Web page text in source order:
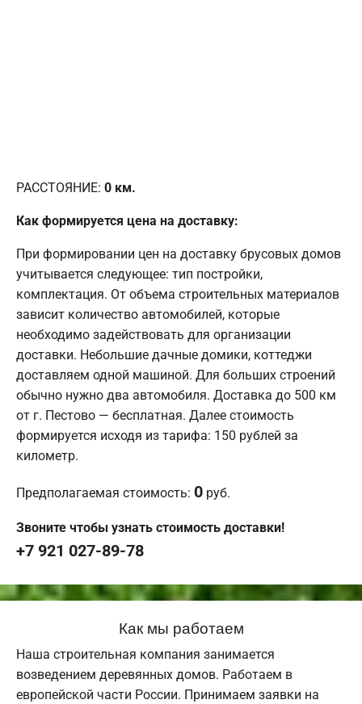
РАССТОЯНИЕ: 0 км.
Как формируется цена на доставку:
При формировании цен на доставку брусовых домов
учитывается следующее: тип постройки,
комплектация. От объема строительных материалов
зависит количество автомобилей, которые
необходимо задействовать для организации
доставки. Небольшие дачные домики, коттеджи
доставляем одной машиной. Для больших строений
обычно нужно два автомобиля. Доставка до 500 км
от г. Пестово — бесплатная. Далее стоимость
формируется исходя из тарифа: 150 рублей за
километр.
Предполагаемая стоимость: 0 руб.
Звоните чтобы узнать стоимость доставки!
+7 921 027-89-78
Как мы работаем
Наша строительная компания занимается
возведением деревянных домов. Работаем в
европейской части России. Принимаем заявки на